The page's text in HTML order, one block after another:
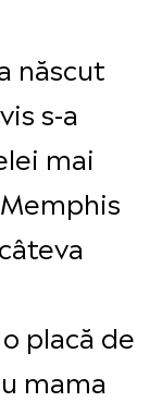
născut
s-a
mai
placă de
mama